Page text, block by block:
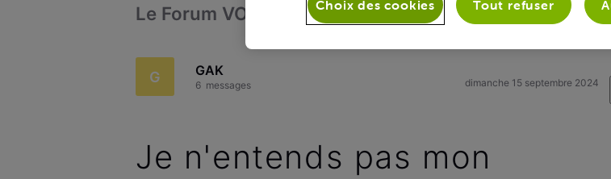
Le Forum VOO Téléphonie Mon appareil
G GAK
6 messages dimanche 15 septembre 2024
Je n'entends pas mon
Tout refuser
Choix des cookies